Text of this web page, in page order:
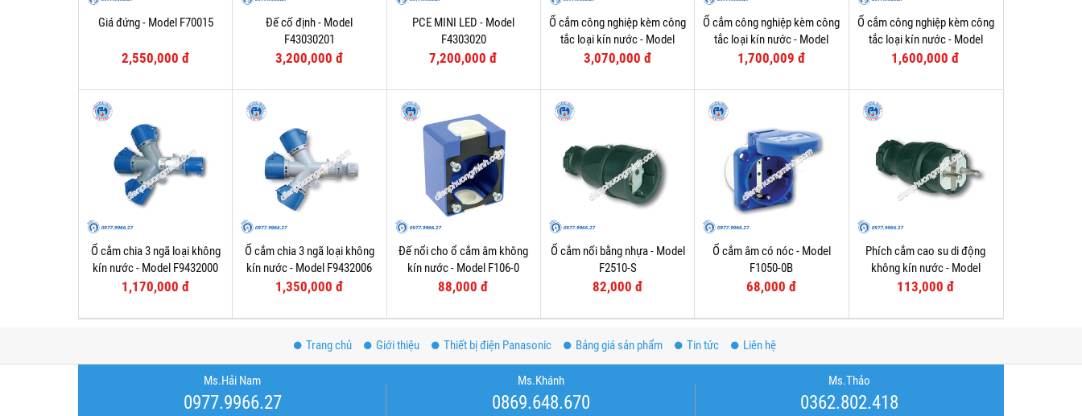
Giá đứng - Model F70015
2,550,000 đ
Đế cố định - Model
F43030201
3,200,000 đ
PCE MINI LED - Model
F4303020
7,200,000 đ
Ổ cắm công nghiệp kèm công
tắc loại kín nước - Model
F75252-6
3,070,000 đ
Ổ cắm công nghiệp kèm công
tắc loại kín nước - Model
F61152-6
1,700,009 đ
Ổ cắm công nghiệp kèm công
tắc loại kín nước - Model
F61132-6
1,600,000 đ
Ổ cắm chia 3 ngã loại không
kín nước - Model F9432000
1,170,000 đ
Ổ cắm chia 3 ngã loại không
kín nước - Model F9432006
1,350,000 đ
Đế nổi cho ổ cắm âm không
kín nước - Model F106-0
88,000 đ
Ổ cắm nối bằng nhựa - Model
F2510-S
82,000 đ
Ổ cắm âm có nóc - Model
F1050-0B
68,000 đ
Phích cắm cao su di động
không kín nước - Model
F0512-S
113,000 đ
Trang chủ Giới thiệu Thiết bị điện Panasonic Bảng giá sản phẩm Tin tức Liên hệ
Ms.Hải Nam
0977.9966.27
Ms.Khánh
0869.648.670
Ms.Thảo
0362.802.418